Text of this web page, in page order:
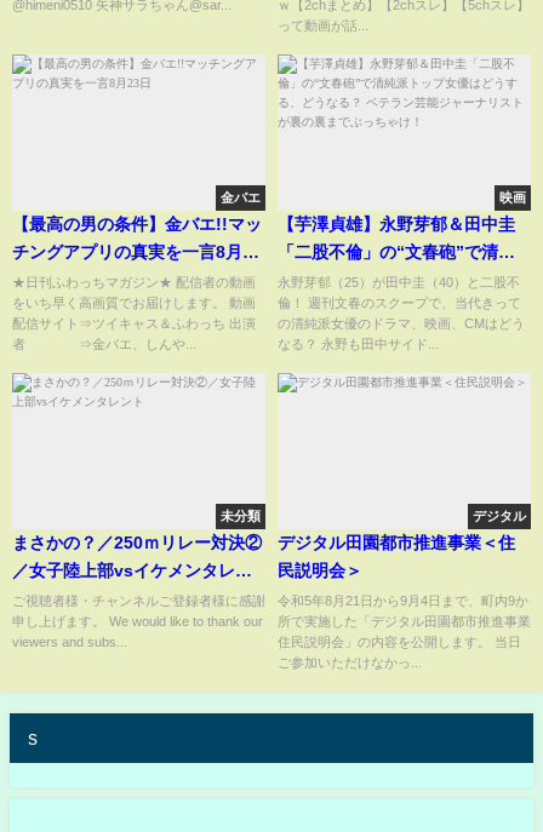
@himeni0510 矢神サラちゃん@sar...
ｗ【2chまとめ】【2chスレ】【5chスレ】
って動画が話...
金バエ
【最高の男の条件】金バエ!!マッ
チングアプリの真実を一言8月23
日
★日刊ふわっちマガジン★ 配信者の動画
をいち早く高画質でお届けします。 動画
配信サイト⇒ツイキャス＆ふわっち 出演
者 ⇒金バエ、しんや...
映画
【芋澤貞雄】永野芽郁＆田中圭
「二股不倫」の“文春砲”で清純
派トップ女優はどうする、どう
なる？ ベテラン芸能ジャーナリ
ストが裏の裏までぶっちゃけ！
永野芽郁（25）が田中圭（40）と二股不
倫！ 週刊文春のスクープで、当代きって
の清純派女優のドラマ、映画、CMはどう
なる？ 永野も田中サイド...
未分類
まさかの？／250ｍリレー対決②
／女子陸上部vsイケメンタレン
ト
ご視聴者様・チャンネルご登録者様に感謝
申し上げます。 We would like to thank our
viewers and subs...
デジタル
デジタル田園都市推進事業＜住
民説明会＞
令和5年8月21日から9月4日まで、町内9か
所で実施した「デジタル田園都市推進事業
住民説明会」の内容を公開します。 当日
ご参加いただけなかっ...
s